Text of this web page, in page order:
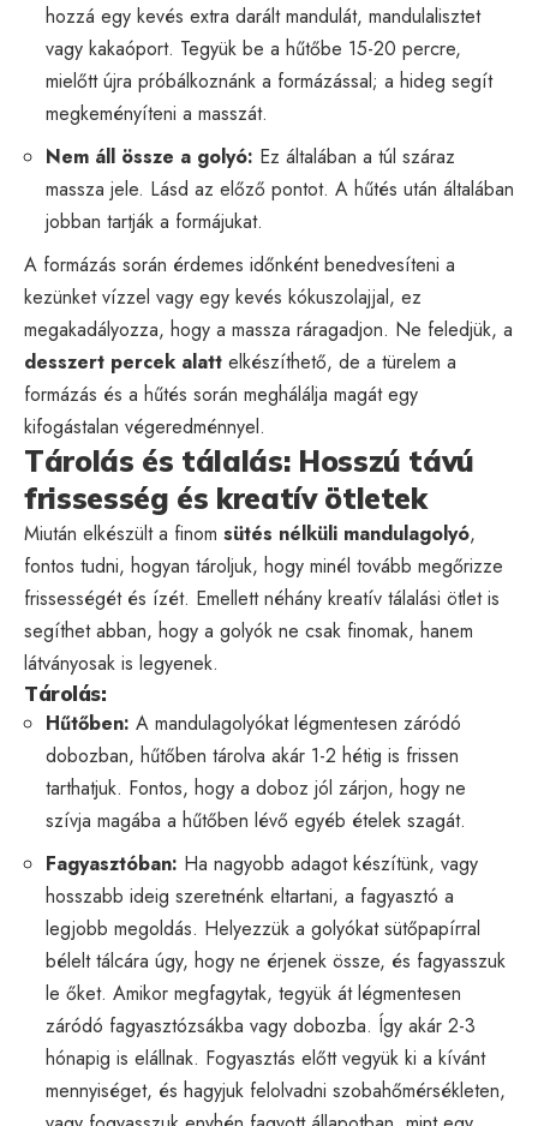
hozzá egy kevés extra darált mandulát, mandulalisztet
vagy kakaóport. Tegyük be a hűtőbe 15-20 percre,
mielőtt újra próbálkoznánk a formázással; a hideg segít
megkeményíteni a masszát.
Nem áll össze a golyó: Ez általában a túl száraz
massza jele. Lásd az előző pontot. A hűtés után általában
jobban tartják a formájukat.
A formázás során érdemes időnként benedvesíteni a
kezünket vízzel vagy egy kevés kókuszolajjal, ez
megakadályozza, hogy a massza ráragadjon. Ne feledjük, a
desszert percek alatt elkészíthető, de a türelem a
formázás és a hűtés során meghálálja magát egy
kifogástalan végeredménnyel.
Tárolás és tálalás: Hosszú távú
frissesség és kreatív ötletek
Miután elkészült a finom sütés nélküli mandulagolyó,
fontos tudni, hogyan tároljuk, hogy minél tovább megőrizze
frissességét és ízét. Emellett néhány kreatív tálalási ötlet is
segíthet abban, hogy a golyók ne csak finomak, hanem
látványosak is legyenek.
Tárolás:
Hűtőben: A mandulagolyókat légmentesen záródó
dobozban, hűtőben tárolva akár 1-2 hétig is frissen
tarthatjuk. Fontos, hogy a doboz jól zárjon, hogy ne
szívja magába a hűtőben lévő egyéb ételek szagát.
Fagyasztóban: Ha nagyobb adagot készítünk, vagy
hosszabb ideig szeretnénk eltartani, a fagyasztó a
legjobb megoldás. Helyezzük a golyókat sütőpapírral
bélelt tálcára úgy, hogy ne érjenek össze, és fagyasszuk
le őket. Amikor megfagytak, tegyük át légmentesen
záródó fagyasztózsákba vagy dobozba. Így akár 2-3
hónapig is elállnak. Fogyasztás előtt vegyük ki a kívánt
mennyiséget, és hagyjuk felolvadni szobahőmérsékleten,